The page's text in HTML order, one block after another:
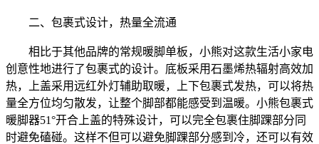
二、 包裹式设计，热量全流通
相比于其他品牌的常规暖脚单板，小熊对这款生活小家电
创意性地进行了包裹式的设计。底板采用石墨烯热辐射高效加
热，上盖采用远红外灯辅助取暖，上下包裹式发热，可以将热
量全方位均匀散发，让整个脚部都能感受到温暖。小熊包裹式
暖脚器51°开合上盖的特殊设计，可以完全包裹住脚踝部分同
时避免磕碰。这样不但可以避免脚踝部分感到冷，还可以有效